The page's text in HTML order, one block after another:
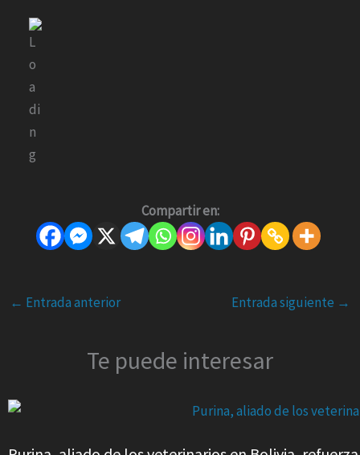
Compartir en:
← Entrada anterior Entrada siguiente →
Te puede interesar